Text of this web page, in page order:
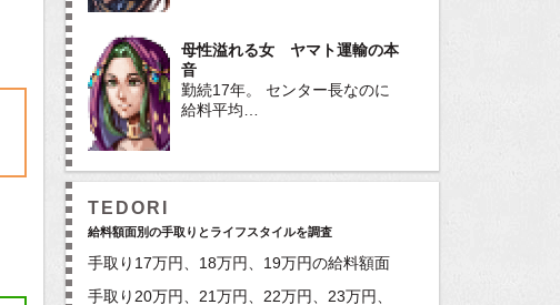
母性溢れる女 ヤマト運輸の本
音
勤続17年。 センター長なのに
給料平均…
TEDORI
給料額面別の手取りとライフスタイルを調査
手取り17万円、18万円、19万円の給料額面
手取り20万円、21万円、22万円、23万円、